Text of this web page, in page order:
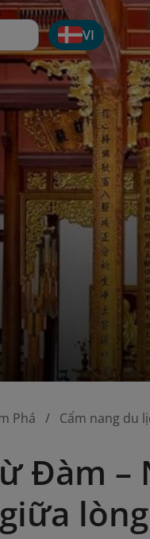
VI
Phá Cẩm nang du
Đàm –